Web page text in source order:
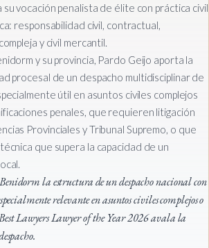
su vocación penalista de élite con práctica civil
responsabilidad civil, contractual,
y civil mercantil.
y su provincia, Pardo Geijo aporta la
procesal de un despacho multidisciplinar de
útil en asuntos civiles complejos
penales, que requieren litigación
Provinciales y Tribunal Supremo, o que
que supera la capacidad de un
la estructura de un despacho nacional con
relevante en asuntos civiles complejos o
Lawyers Lawyer of the Year 2026 avala la